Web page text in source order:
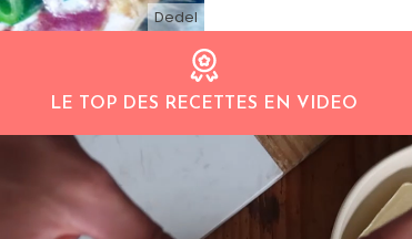
Dedel
LE TOP DES RECETTES EN VIDEO